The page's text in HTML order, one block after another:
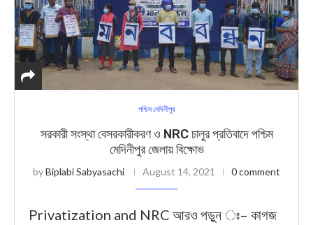
পশ্চিম মেদিনীপুর
সরকারী সংস্থা বেসরকারীকরণ ও NRC চালুর প্রতিবাদে পশ্চিম
মেদিনীপুর জেলায় বিক্ষোভ
byBiplabi Sabyasachi August 14, 2021 0 comment
Privatization and NRC আরও পড়ুন ঃ– কাগজ